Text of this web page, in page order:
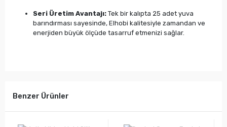
Seri Üretim Avantajı: Tek bir kalıpta 25 adet yuva
barındırması sayesinde, Elhobi kalitesiyle zamandan ve
enerjiden büyük ölçüde tasarruf etmenizi sağlar.
Benzer Ürünler